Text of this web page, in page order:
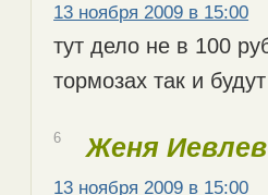
13 ноября 2009 в 15:00
тут дело не в 100
тормозах так и
6 Женя Иевлев
13 ноября 2009 в 15:00